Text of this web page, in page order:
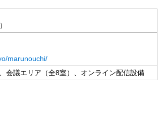
marunouchi/
会議エリア（全8室）、オンライン配信設備